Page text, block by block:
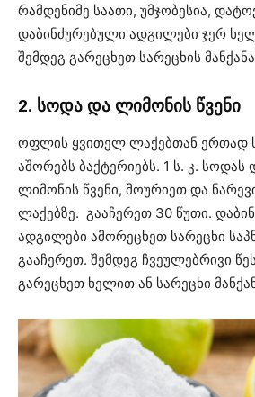
რამდენიმე საათი, უმჯობესია,
დაბინძურებული ადგილები ჯერ
შემდეგ გარეცხეთ სარეცხის
2. სოდა და ლიმონის წვენი
ოფლის ყვითელ ლაქებთან ერთად
აშორებს ბაქტერიებს. 1 ს. კ. სოდას
ლიმონის წვენი, მოურიეთ და
ლაქებზე. გააჩერეთ 30 წუთი.
ადგილები ამორეცხეთ სარეცხი
გააჩერეთ. შემდეგ ჩვეულებრივი
გარეცხეთ ხელით ან სარეცხი